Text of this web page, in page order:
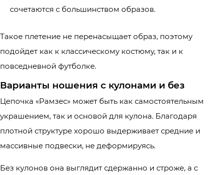
сочетаются с большинством образов.
Такое плетение не перенасыщает образ, поэтому
подойдет как к классическому костюму, так и к
повседневной футболке.
Варианты ношения с кулонами и без
Цепочка «Рамзес» может быть как самостоятельным
украшением, так и основой для кулона. Благодаря
плотной структуре хорошо выдерживает средние и
массивные подвески, не деформируясь.
Без кулонов она выглядит сдержанно и строже, а с